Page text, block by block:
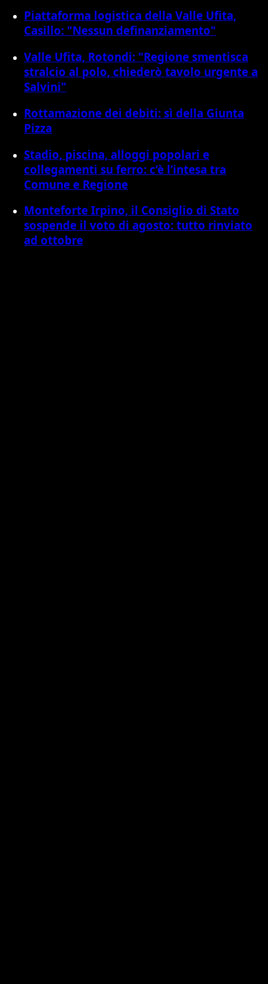
Piattaforma logistica della Valle Ufita,
Casillo: "Nessun definanziamento"
Valle Ufita, Rotondi: "Regione smentisca
stralcio al polo, chiederò tavolo urgente a
Salvini"
Rottamazione dei debiti: sì della Giunta
Pizza
Stadio, piscina, alloggi popolari e
collegamenti su ferro: c’è l’intesa tra
Comune e Regione
Monteforte Irpino, il Consiglio di Stato
sospende il voto di agosto: tutto rinviato
ad ottobre